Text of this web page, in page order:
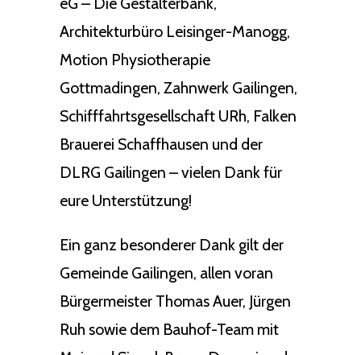
Architekturbüro Leisinger-Manogg,
Motion Physiotherapie
Gottmadingen, Zahnwerk Gailingen,
Schifffahrtsgesellschaft URh, Falken
Brauerei Schaffhausen und der
DLRG Gailingen – vielen Dank für
eure Unterstützung!
Ein ganz besonderer Dank gilt der
Gemeinde Gailingen, allen voran
Bürgermeister Thomas Auer, Jürgen
Ruh sowie dem Bauhof-Team mit